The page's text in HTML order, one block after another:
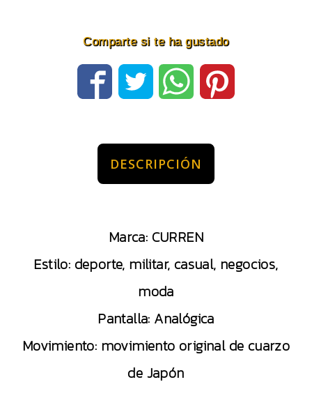
Comparte si te ha gustado
DESCRIPCIÓN
Marca: CURREN
Estilo: deporte, militar, casual, negocios,
moda
Pantalla: Analógica
Movimiento: movimiento original de cuarzo
de Japón